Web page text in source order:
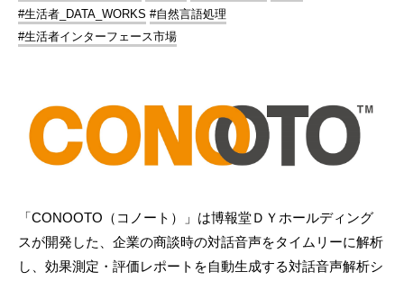
#生活者_DATA_WORKS #自然言語処理
#生活者インターフェース市場
「CONOOTO（コノート）」は博報堂ＤＹホールディング
スが開発した、企業の商談時の対話音声をタイムリーに解析
し、効果測定・評価レポートを自動生成する対話音声解析シ